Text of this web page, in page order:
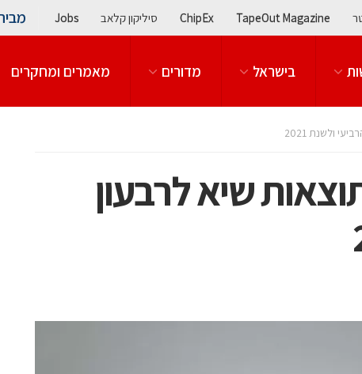
TapeOut Magazine
ChipEx סיליקון קלאב Jobs
בישראל מדורים מאמרים ומחקרים
ולשנת 2021
שיא לרבעון